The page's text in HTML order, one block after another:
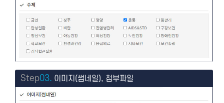
Step03. 이미지(썸네일), 첨부파일